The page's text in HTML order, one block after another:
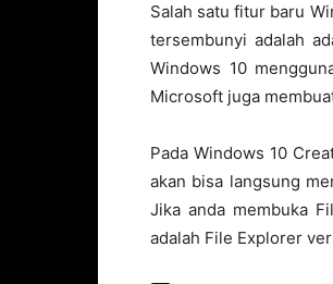
Salah satu fitur baru
tersembunyi adalah
Windows 10
Microsoft juga
Pada Windows 10
akan bisa langsung
Jika anda membuka
adalah File Explorer